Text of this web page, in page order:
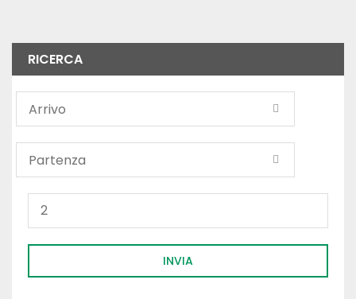
RICERCA
INVIA